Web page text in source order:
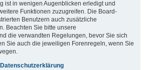
ist in wenigen Augenblicken erledigt und
Funktionen zuzugreifen. Die Board-
Benutzern auch zusätzliche
Beachten Sie bitte unsere
die verwandten Regelungen, bevor Sie sich
Sie auch die jeweiligen Forenregeln, wenn Sie
Datenschutzerklärung